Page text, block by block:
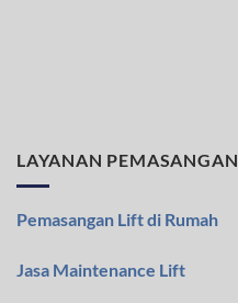
LAYANAN PEMASANGAN
Pemasangan Lift di Rumah
Jasa Maintenance Lift